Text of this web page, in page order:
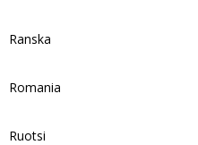
Ranska
Romania
Ruotsi